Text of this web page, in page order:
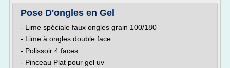
Pose D'ongles en Gel
- Lime spéciale faux ongles grain 100/180
- Lime à ongles double face
- Polissoir 4 faces
- Pinceau Plat pour gel uv